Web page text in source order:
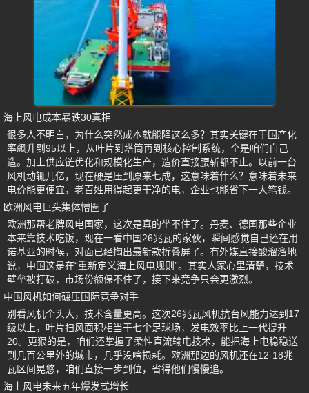
海上风电成本暴跌30真相
很多人不明白，为什么突然成本就能降这么多？其实关键在于国产化
率飙升到95以上，从叶片到塔筒再到核心控制系统，全是咱们自己
造。加上供应链优化和规模化生产，造价直接腰斩都不止。以前一台
风机动辄几亿，现在硬是压到原来七成，这意味着什么？意味着未来
电价能更便宜，老百姓用得起更干净的电，企业也能省下一大笔钱。
欧洲风电巨头集体懵圈了
欧洲那帮老牌风电国家，这次是真的坐不住了。丹麦、德国那些企业
本来靠技术吃饭，现在一看中国26兆瓦的家伙，瞬间感觉自己还在用
诺基亚的时候，对面已经掏出最新款折叠屏了。有外媒直接酸溜溜地
说，中国这是在“重新定义海上风电规则”。其实人家心里清楚，技术
壁垒被打破，市场份额保不住了，接下来竞争只会更激烈。
中国风机如何碾压国际竞争对手
别看风机个头大，技术含量更高。这次26兆瓦风机抗台风能力达到17
级以上，叶片扫风面积相当于七个足球场，发电效率比上一代提升
20。更狠的是，咱们还掌握了柔性直流输电技术，能把海上电稳稳送
到几百公里外的城市，几乎没啥损耗。欧洲那边的风机还在12-18兆
瓦区间晃悠，咱们直接一步到位，省得他们慢慢追。
海上风电未来五年爆发式增长